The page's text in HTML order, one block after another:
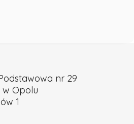
nr 29
w Opolu
1